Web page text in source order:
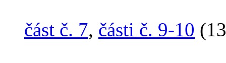
část č. 7, části č. 9-10